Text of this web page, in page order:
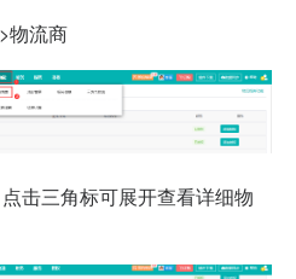
物流商
击三角标可展开查看详细物